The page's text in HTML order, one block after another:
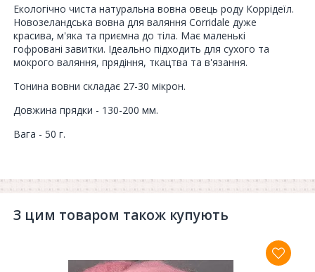
Екологічно чиста натуральна вовна овець роду Коррідеїл.
Новозеландська вовна для валяння Corridale дуже
красива, м'яка та приємна до тіла. Має маленькі
гофровані завитки. Ідеально підходить для сухого та
мокрого валяння, прядіння, ткацтва та в'язання.
Тонина вовни складає 27-30 мікрон.
Довжина прядки - 130-200 мм.
Вага - 50 г.
З цим товаром також купують